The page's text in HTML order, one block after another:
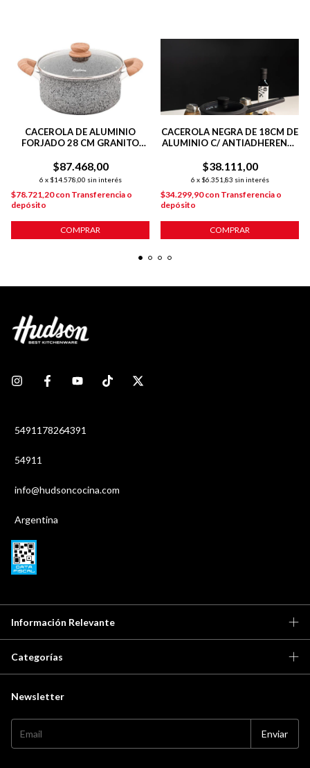
CACEROLA DE ALUMINIO
FORJADO 28 CM GRANITO
$87.468,00
6 x $14.578,00 sin interés
$78.721,20con Transferencia o
depósito
COMPRAR
CACEROLA NEGRA DE 18CM DE
ALUMINIO C/ ANTIADHERENTE
$38.111,00
6 x $6.351,83 sin interés
$34.299,90con Transferencia o
depósito
COMPRAR
5491178264391
54911
info@hudsoncocina.com
Argentina
Información Relevante
Categorías
Newsletter